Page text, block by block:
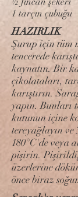
1 tarçın çubuğu
HAZIRLIK
Şurup için tüm
tencerede
kaynatın. Bir
çikolataları,
karıştırın.
yapın. Bunları
kutunun içine
tereyağlayın
180°C'de veya
pişirin.
üzerlerine
önce biraz